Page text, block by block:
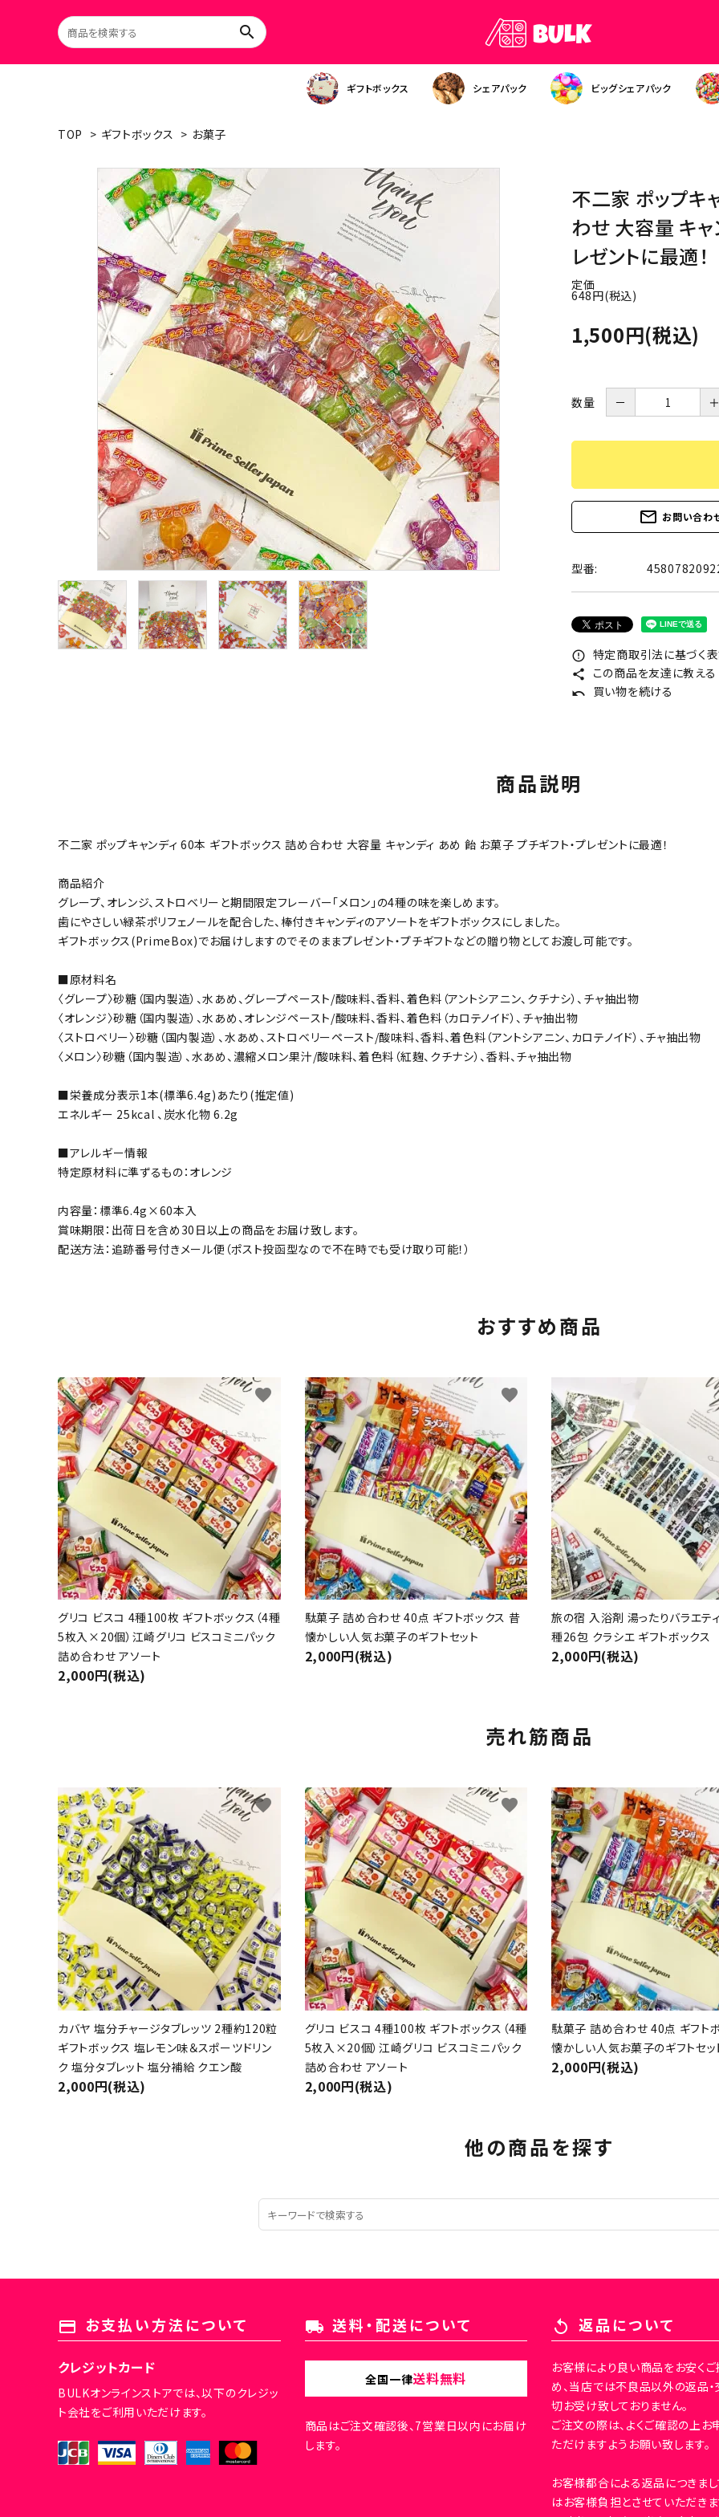
search
キャンディ
ジュース
ギフトボックス シェアパック ビッグシェアパック
search
人気キーワード1
人気キーワード2
人気キーワード3
人気キーワード4
人気キーワード5
ACCOUNT MENU
ようこそ ゲスト 様
person 新規会員登録
カテゴリーから探す
プライバシーポリシー
特定商取引法について
TOP > ギフトボックス > お菓子
不二家 ポップキ
わせ 大容量 キャ
レゼントに最適！
定価
648円(税込)
1,500円(税込)
数量 － ＋
mail_outline お問い合わ
型番:
error_outline 特定商取引法に基づく
share この商品を友達に教える
undo 買い物を続ける
商品説明
不二家 ポップキャンディ 60本 ギフトボックス 詰め合わせ 大容量 キャンディ あめ 飴 お菓子 プチギフト・プレゼントに最適！
商品紹介
グレープ、オレンジ、ストロベリーと期間限定フレーバー「メロン」の4種の味を楽しめます。
歯にやさしい緑茶ポリフェノールを配合した、棒付きキャンディのアソートをギフトボックスにしました。
ギフトボックス(PrimeBox)でお届けしますのでそのままプレゼント・プチギフトなどの贈り物としてお渡し可能です。
■原材料名
〈グレープ〉砂糖（国内製造）、水あめ、グレープペースト/酸味料、香料、着色料（アントシアニン、クチナシ）、チャ抽出物
〈オレンジ〉砂糖（国内製造）、水あめ、オレンジペースト/酸味料、香料、着色料（カロテノイド）、チャ抽出物
〈ストロベリー〉砂糖（国内製造）、水あめ、ストロベリーペースト/酸味料、香料、着色料（アントシアニン、カロテノイド）、チャ抽出物
〈メロン〉砂糖（国内製造）、水あめ、濃縮メロン果汁/酸味料、着色料（紅麹、クチナシ）、香料、チャ抽出物
■栄養成分表示1本(標準6.4g)あたり(推定値)
エネルギー 25kcal 、炭水化物 6.2g
■アレルギー情報
特定原材料に準ずるもの：オレンジ
内容量：標準6.4g×60本入
賞味期限：出荷日を含め30日以上の商品をお届け致します。
配送方法：追跡番号付きメール便（ポスト投函型なので不在時でも受け取り可能！）
おすすめ商品
グリコ ビスコ 4種100枚 ギフトボックス（4種
5枚入×20個）江崎グリコ ビスコミニパック
詰め合わせ アソート
2,000円(税込)
favorite
駄菓子 詰め合わせ 40点 ギフトボックス 昔
懐かしい人気お菓子のギフトセット
2,000円(税込)
favorite
旅の宿 入浴剤 湯ったりバラエテ
種26包 クラシエ ギフトボックス
2,000円(税込)
売れ筋商品
カバヤ 塩分チャージタブレッツ 2種約120粒
ギフトボックス 塩レモン味＆スポーツドリン
ク 塩分タブレット 塩分補給 クエン酸
2,000円(税込)
favorite
グリコ ビスコ 4種100枚 ギフトボックス（4種
5枚入×20個）江崎グリコ ビスコミニパック
詰め合わせ アソート
2,000円(税込)
favorite
駄菓子 詰め合わせ 40点 ギフト
懐かしい人気お菓子のギフトセッ
2,000円(税込)
他の商品を探す
payment お支払い方法について
クレジットカード
BULKオンラインストアでは、以下のクレジッ
ト会社をご利用いただけます。
local_shipping 送料・配送について
全国一律送料無料
商品はご注文確認後、7営業日以内にお届け
します。
replay 返品について
お客様により良い商品をお安く
め、当店では不良品以外の返品
切お受け致しておりません。
ご注文の際は、よくご確認の上お
ただけますようお願い致します。
お客様都合による返品につきま
はお客様負担とさせていただきま